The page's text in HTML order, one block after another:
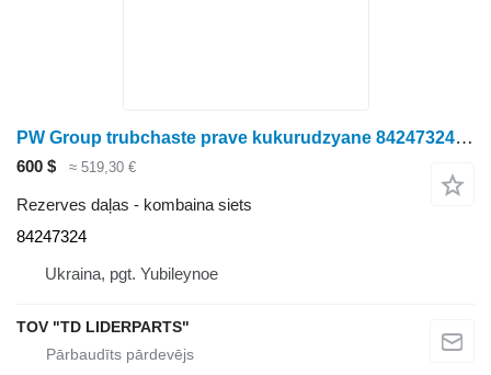
PW Group trubchaste prave kukurudzyane 84247324 kombaina siets paredzēts graudu kombaina
600 $ ≈ 519,30 €
Rezerves daļas - kombaina siets
84247324
Ukraina, pgt. Yubileynoe
TOV "TD LIDERPARTS"